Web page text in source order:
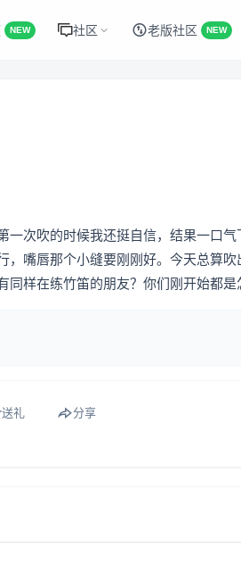
NEW 社区 老版社区 NEW
一次吹的时候我还挺自信，结果一口
嘴唇那个小缝要刚刚好。今天总算吹
样在练竹笛的朋友？你们刚开始都是
送礼 分享